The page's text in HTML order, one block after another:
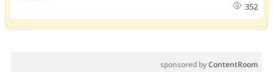
352
sponsored byContentRoom